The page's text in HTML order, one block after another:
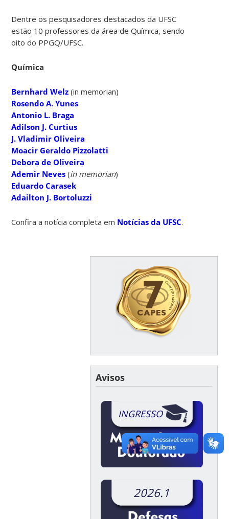
Dentre os pesquisadores destacados da UFSC
estão 10 professores da área de Química, sendo
oito do PPGQ/UFSC.
Química
Bernhard Welz (in memorian)
Rosendo A. Yunes
Antonio L. Braga
Adilson J. Curtius
J. Vladimir Oliveira
Moacir Geraldo Pizzolatti
Debora de Oliveira
Ademir Neves (in memorian)
Eduardo Carasek
Adailton J. Bortoluzzi
Confira a notícia completa em Notícias da UFSC.
Avisos
INGRESSO
2026.1